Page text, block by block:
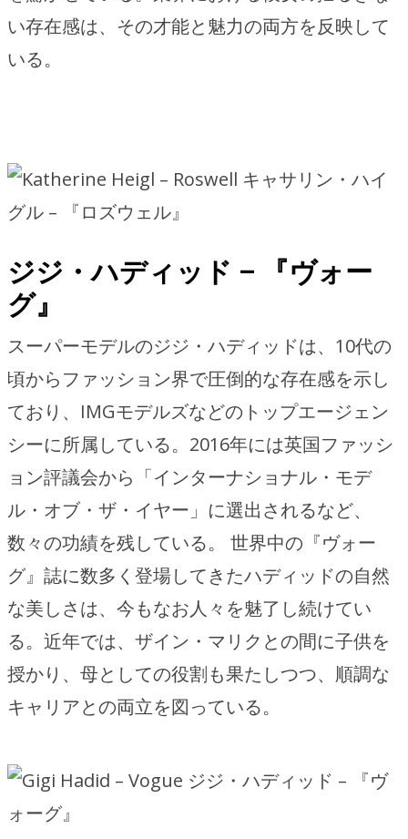
い存在感は、その才能と魅力の両方を反映して
いる。
キャサリン・ハイ
グル – 『ロズウェル』
ジジ・ハディッド – 『ヴォー
グ』
スーパーモデルのジジ・ハディッドは、10代の
頃からファッション界で圧倒的な存在感を示し
ており、IMGモデルズなどのトップエージェン
シーに所属している。2016年には英国ファッシ
ョン評議会から「インターナショナル・モデ
ル・オブ・ザ・イヤー」に選出されるなど、
数々の功績を残している。 世界中の『ヴォー
グ』誌に数多く登場してきたハディッドの自然
な美しさは、今もなお人々を魅了し続けてい
る。近年では、ザイン・マリクとの間に子供を
授かり、母としての役割も果たしつつ、順調な
キャリアとの両立を図っている。
ジジ・ハディッド – 『ヴ
ォーグ』